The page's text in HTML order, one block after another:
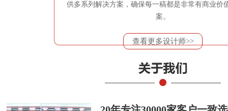
供多系列解决方案，确保每一稿都是非常有商业价
案。
查看更多设计师>>